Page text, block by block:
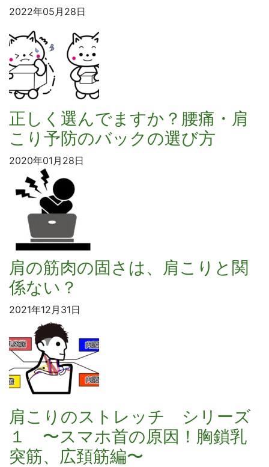
2022年05月28日
正しく選んでますか？腰痛・肩
こり予防のバックの選び方
2020年01月28日
肩の筋肉の固さは、肩こりと関
係ない？
2021年12月31日
肩こりのストレッチ シリーズ
１ 〜スマホ首の原因！胸鎖乳
突筋、広頚筋編〜